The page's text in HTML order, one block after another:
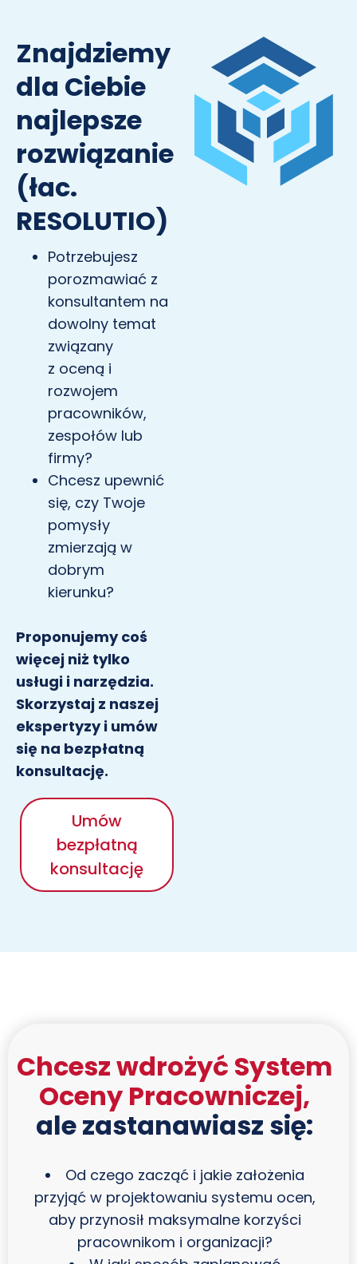
Znajdziemy
dla Ciebie
najlepsze
rozwiązanie
(łac.
RESOLUTIO)
Potrzebujesz
porozmawiać z
konsultantem na
dowolny temat
związany
z oceną i
rozwojem
pracowników,
zespołów lub
firmy?
Chcesz upewnić
się, czy Twoje
pomysły
zmierzają w
dobrym
kierunku?
Proponujemy coś
więcej niż tylko
usługi i narzędzia.
Skorzystaj z naszej
ekspertyzy i umów
się na bezpłatną
konsultację.
Umów
bezpłatną
konsultację
Chcesz wdrożyć System
Oceny Pracowniczej,
ale zastanawiasz się:
Od czego zacząć i jakie założenia
przyjąć w projektowaniu systemu ocen,
aby przynosił maksymalne korzyści
pracownikom i organizacji?